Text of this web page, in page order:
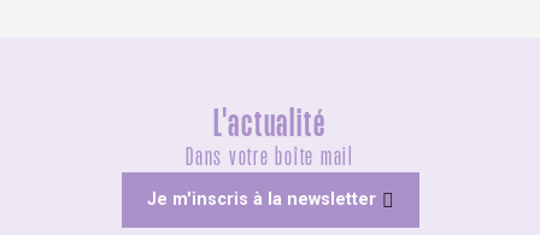
L'actualité
Dans votre boîte mail
Je m'inscris à la newsletter